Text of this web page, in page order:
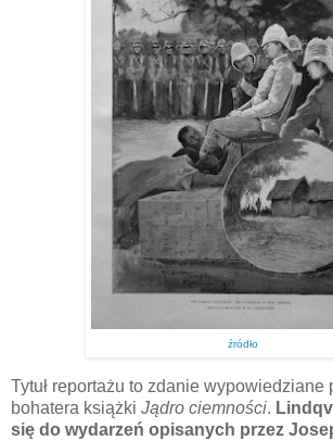
źródło
Tytuł reportażu to zdanie wypowiedziane
bohatera książki Jądro ciemności.
się do wydarzeń opisanych przez